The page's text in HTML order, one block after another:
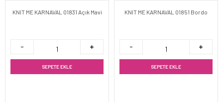
KNIT ME KARNAVAL 01831 Açık Mavi
SEPETE EKLE
KNIT ME KARNAVAL 01851 Bordo
SEPETE EKLE